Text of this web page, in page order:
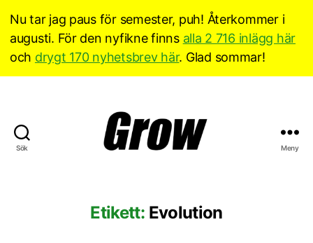
Nu tar jag paus för semester, puh! Återkommer i
augusti. För den nyfikne finns alla 2 716 inlägg här
och drygt 170 nyhetsbrev här. Glad sommar!
Sök Meny
Etikett: Evolution